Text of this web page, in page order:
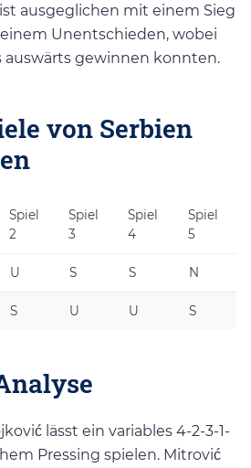
ausgeglichen mit einem Sieg
Unentschieden, wobei
auswärts gewinnen konnten.
von Serbien
Spiel
2
Spiel
3
Spiel
4
Spiel
5
U S S N
S U U S
lässt ein variables 4-2-3-1-
Pressing spielen. Mitrović